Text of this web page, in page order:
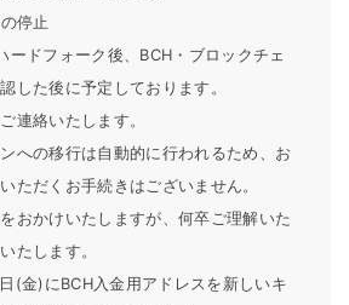
停止
ードフォーク後、BCH・ブロックチェ
した後に予定しております。
連絡いたします。
への移行は自動的に行われるため、お
ただくお手続きはございません。
おかけいたしますが、何卒ご理解いた
たします。
(金)にBCH入金用アドレスを新しいキ